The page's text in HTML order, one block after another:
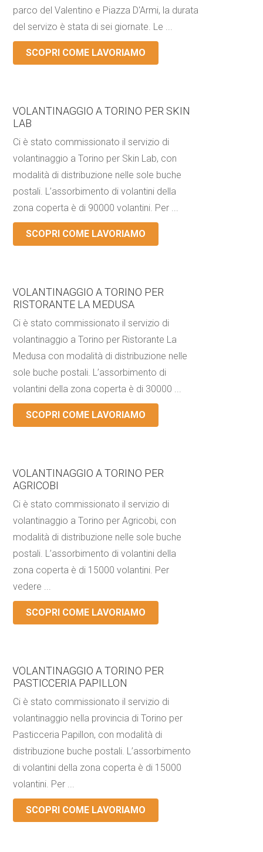
parco del Valentino e Piazza D'Armi, la durata
del servizo è stata di sei giornate. Le ...
SCOPRI COME LAVORIAMO
VOLANTINAGGIO A TORINO PER SKIN
LAB
Ci è stato commissionato il servizio di
volantinaggio a Torino per Skin Lab, con
modalità di distribuzione nelle sole buche
postali. L’assorbimento di volantini della
zona coperta è di 90000 volantini. Per ...
SCOPRI COME LAVORIAMO
VOLANTINAGGIO A TORINO PER
RISTORANTE LA MEDUSA
Ci è stato commissionato il servizio di
volantinaggio a Torino per Ristorante La
Medusa con modalità di distribuzione nelle
sole buche postali. L’assorbimento di
volantini della zona coperta è di 30000 ...
SCOPRI COME LAVORIAMO
VOLANTINAGGIO A TORINO PER
AGRICOBI
Ci è stato commissionato il servizio di
volantinaggio a Torino per Agricobi, con
modalità di distribuzione nelle sole buche
postali. L’assorbimento di volantini della
zona coperta è di 15000 volantini. Per
vedere ...
SCOPRI COME LAVORIAMO
VOLANTINAGGIO A TORINO PER
PASTICCERIA PAPILLON
Ci è stato commissionato il servizio di
volantinaggio nella provincia di Torino per
Pasticceria Papillon, con modalità di
distribuzione buche postali. L’assorbimento
di volantini della zona coperta è di 15000
volantini. Per ...
SCOPRI COME LAVORIAMO